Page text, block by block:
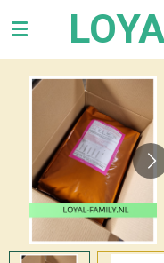
Ga
direct
naar
hoofdinhoud